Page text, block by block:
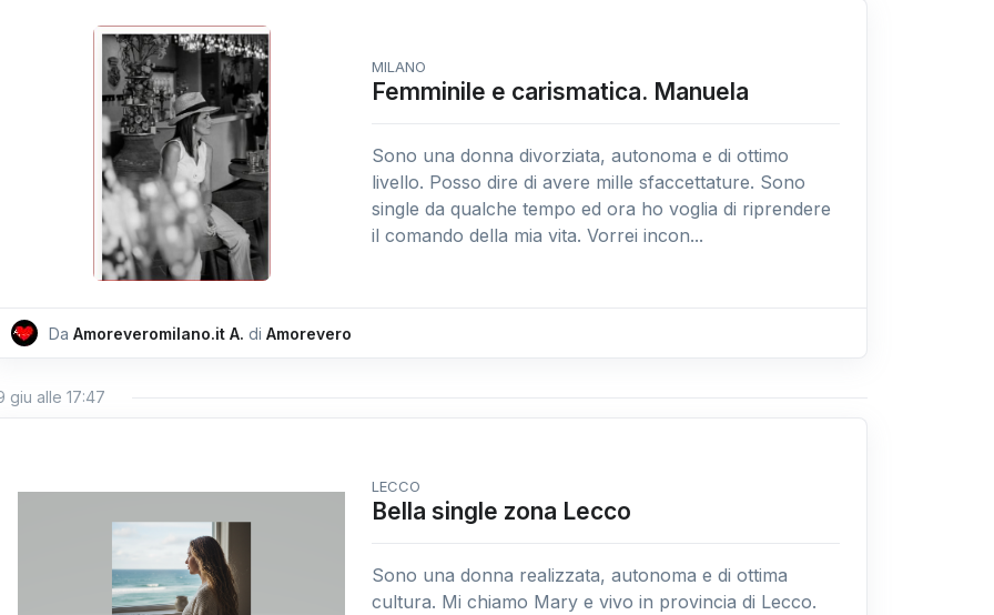
MILANO
Femminile e carismatica. Manuela
Sono una donna divorziata, autonoma e di ottimo
livello. Posso dire di avere mille sfaccettature. Sono
single da qualche tempo ed ora ho voglia di riprendere
il comando della mia vita. Vorrei incon...
Da Amoreveromilano.it A. di Amorevero
giu alle 17:47
LECCO
Bella single zona Lecco
Sono una donna realizzata, autonoma e di ottima
cultura. Mi chiamo Mary e vivo in provincia di Lecco.